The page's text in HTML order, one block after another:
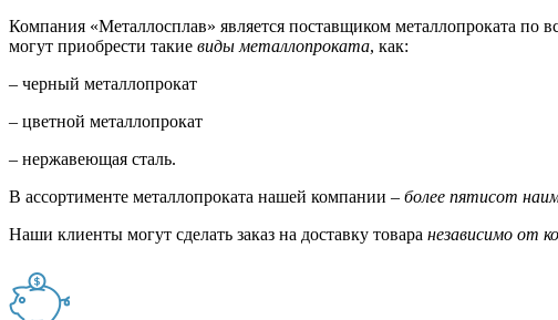
Компания «Металлосплав» является поставщиком металлопроката
могут приобрести такие виды металлопроката, как:
– черный металлопрокат
– цветной металлопрокат
– нержавеющая сталь.
В ассортименте металлопроката нашей компании – более пятисот
Наши клиенты могут сделать заказ на доставку товара независимо от